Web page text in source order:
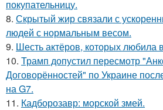
покупательницу.
8. Скрытый жир связали с
людей с нормальным весом.
9. Шесть актёров, которых любила
10. Трамп допустил пересмотр
Договорённостей" по Украине
на G7.
11. Кадборозавр: морской змей.